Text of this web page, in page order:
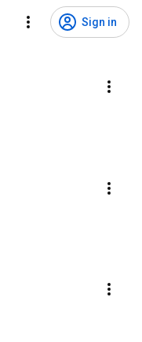
Sign in